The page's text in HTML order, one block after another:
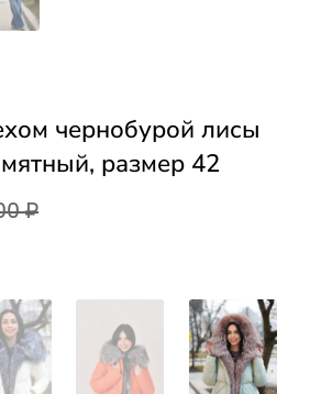
чернобурой лисы
размер 42
₽